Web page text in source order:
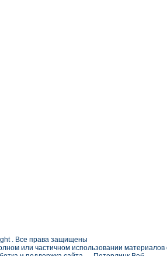
. Все права защищены
или частичном использовании